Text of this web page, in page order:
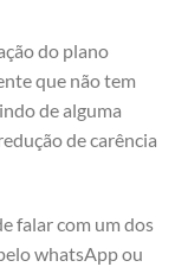
do plano
que não tem
de alguma
de carência
falar com um dos
whatsApp ou